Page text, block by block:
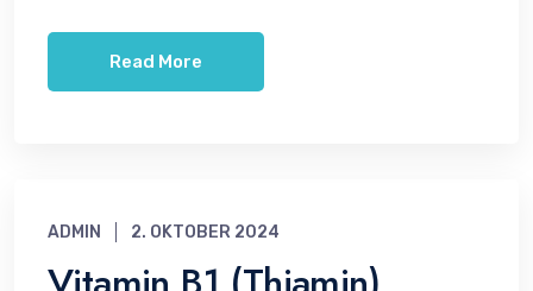
Read More
ADMIN 2. OKTOBER 2024